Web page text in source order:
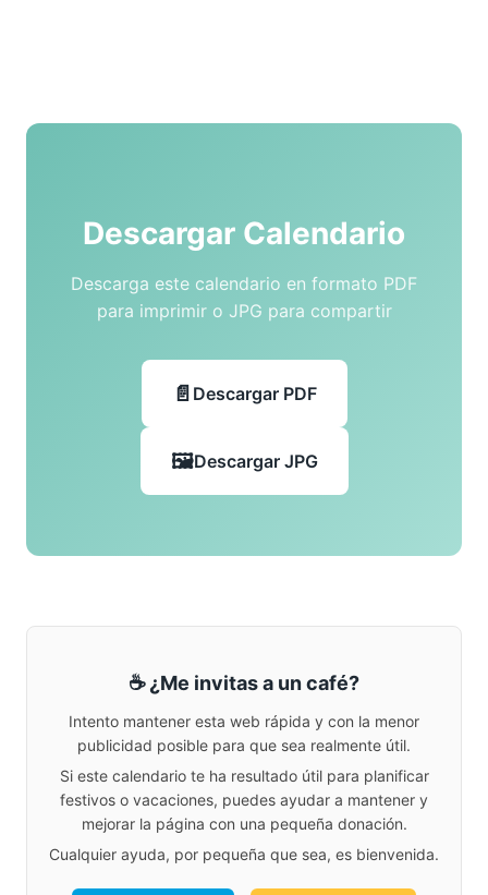
Descargar Calendario
Descarga este calendario en formato PDF
para imprimir o JPG para compartir
Descargar PDF
Descargar JPG
☕ ¿Me invitas a un café?
Intento mantener esta web rápida y con la menor
publicidad posible para que sea realmente útil.
Si este calendario te ha resultado útil para planificar
festivos o vacaciones, puedes ayudar a mantener y
mejorar la página con una pequeña donación.
Cualquier ayuda, por pequeña que sea, es bienvenida.